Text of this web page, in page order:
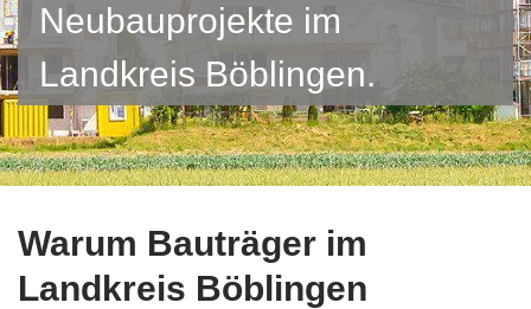
Neubauprojekte im
Landkreis Böblingen.
Warum Bauträger im
Landkreis Böblingen